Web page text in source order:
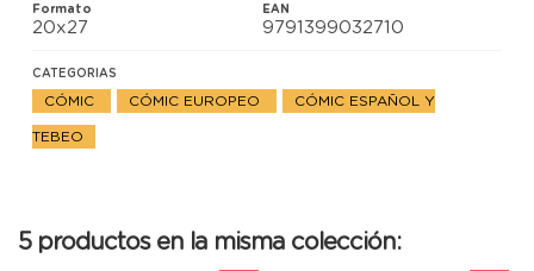
Formato
20x27
EAN
9791399032710
CATEGORIAS
CÓMIC CÓMIC EUROPEO CÓMIC ESPAÑOL Y
TEBEO
5 productos en la misma colección: